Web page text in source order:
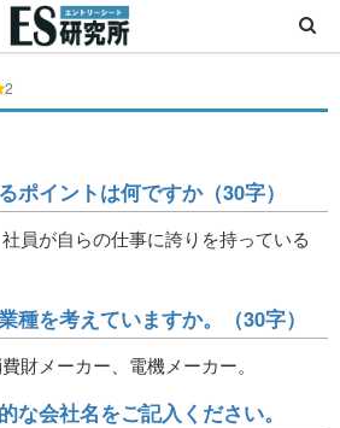
2
ポイントは何ですか（30字）
員が自らの仕事に誇りを持っている
種を考えていますか。（30字）
財メーカー、電機メーカー。
な会社名をご記入ください。